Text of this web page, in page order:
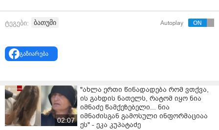
წყარო:"ბათუმელები"
ტეგები: ბათუმი Autoplay
გაზიარება
02:07
"ახლა ერთი წინადადება რომ ვთქვა,
ის გახდის ნათელს, რატომ იყო ნია
იმნაძე წამქეზებელი... ნია
იმნაძისგან გამოსული ინფორმაციაა
ეს" - ეკა კუპატაძე